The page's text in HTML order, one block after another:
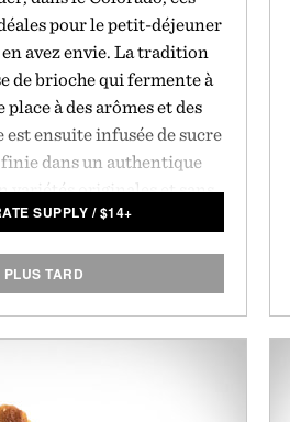
pour le petit-déjeuner
avez envie. La tradition
de brioche qui fermente à
à des arômes et des
est ensuite infusée de sucre
dans un authentique
variétés originales et sans
lot de 6.
SUPPLY /$14+
TARD